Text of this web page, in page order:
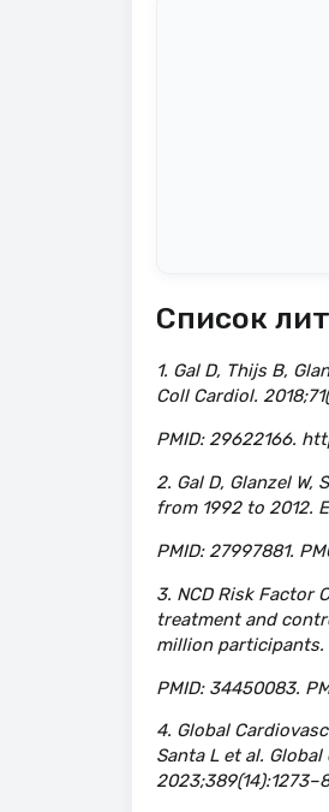
Список
1. Gal D, Thijs B,
Coll Cardiol.
PMID: 29622166.
2. Gal D, Glanzel
from 1992 to 2012.
PMID: 27997881.
3. NCD Risk Factor
treatment and
million participants.
PMID: 34450083.
4. Global
Santa L et al.